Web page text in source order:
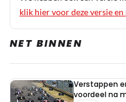
klik hier voor deze versie
NET BINNEN
Verstappen
voordeel na